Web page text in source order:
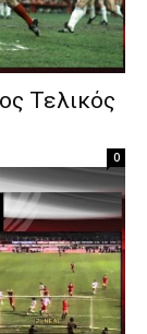
Τελικός
0